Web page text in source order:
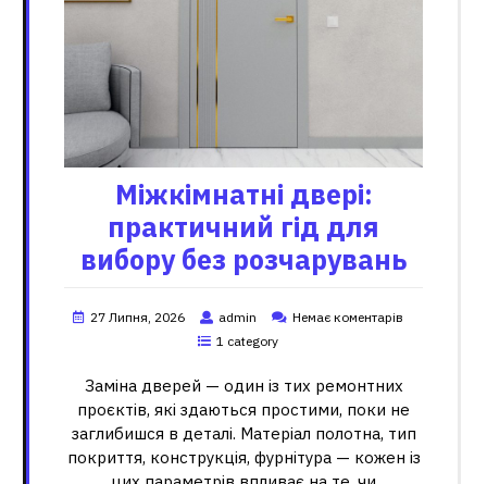
Міжкімнатні двері:
практичний гід для
вибору без розчарувань
27 Липня, 2026 admin
Немає коментарів
1 category
Заміна дверей — один із тих ремонтних
проєктів, які здаються простими, поки не
заглибишся в деталі. Матеріал полотна, тип
покриття, конструкція, фурнітура — кожен із